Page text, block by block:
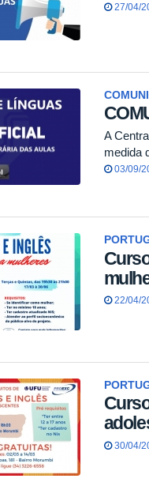
27/04/
A
medida
03/09/
22/04/
30/04/